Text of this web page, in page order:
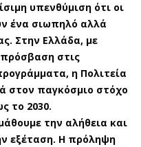
υπενθύμιση ότι οι
ένα σιωπηλό αλλά
Στην Ελλάδα, με
στις
η Πολιτεία
στον παγκόσμιο στόχο
το 2030.
την αλήθεια και
εξέταση. Η πρόληψη